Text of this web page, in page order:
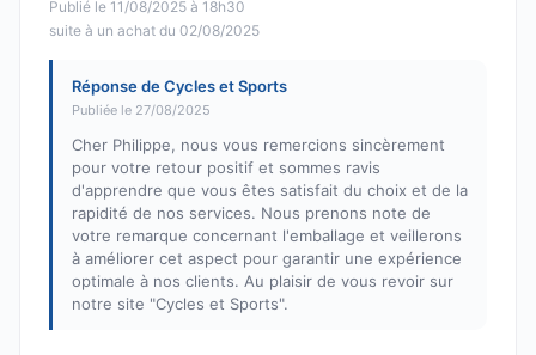
Publié le 11/08/2025 à 18h30
suite à un achat du 02/08/2025
Réponse de Cycles et Sports
Publiée le 27/08/2025
Cher Philippe, nous vous remercions sincèrement
pour votre retour positif et sommes ravis
d'apprendre que vous êtes satisfait du choix et de la
rapidité de nos services. Nous prenons note de
votre remarque concernant l'emballage et veillerons
à améliorer cet aspect pour garantir une expérience
optimale à nos clients. Au plaisir de vous revoir sur
notre site "Cycles et Sports".